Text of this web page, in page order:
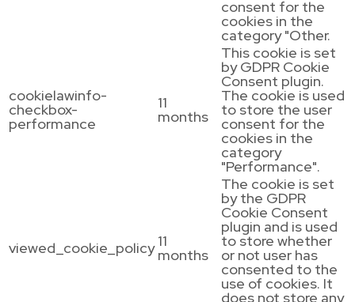
consent for the
cookies in the
category "Other.
cookielawinfo-
checkbox-
performance
11
months
This cookie is set
by GDPR Cookie
Consent plugin.
The cookie is used
to store the user
consent for the
cookies in the
category
"Performance".
viewed_cookie_policy 11
months
The cookie is set
by the GDPR
Cookie Consent
plugin and is used
to store whether
or not user has
consented to the
use of cookies. It
does not store any